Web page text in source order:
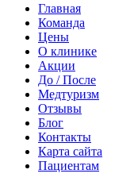
Главная
Команда
Цены
О клинике
Акции
До / После
Медтуризм
Отзывы
Блог
Контакты
Карта сайта
Пациентам